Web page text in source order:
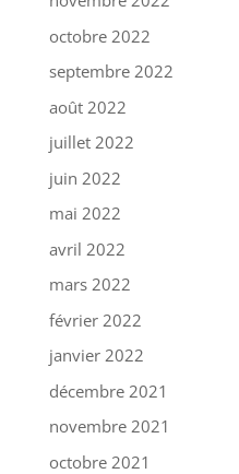
octobre 2022
septembre 2022
août 2022
juillet 2022
juin 2022
mai 2022
avril 2022
mars 2022
février 2022
janvier 2022
décembre 2021
novembre 2021
octobre 2021